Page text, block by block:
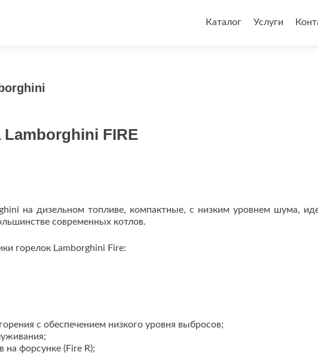
кКаталог Услуги
Lamborghini FIRE
на дизельном топливе, компактные, с низким уровнем шума,
современных котлов.
горелок Lamborghini Fire:
с обеспечением низкого уровня выбросов;
на форсунке (Fire R);